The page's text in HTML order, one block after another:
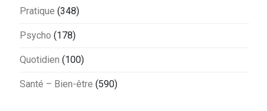
Pratique (348)
Psycho (178)
Quotidien (100)
Santé – Bien-être (590)